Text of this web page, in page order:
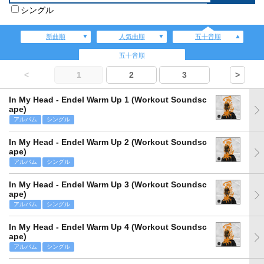
シングル
新曲順 人気曲順 五十音順
五十音順
< 1 2 3 >
In My Head - Endel Warm Up 1 (Workout Soundsc
ape)
アルバム シングル
In My Head - Endel Warm Up 2 (Workout Soundsc
ape)
アルバム シングル
In My Head - Endel Warm Up 3 (Workout Soundsc
ape)
アルバム シングル
In My Head - Endel Warm Up 4 (Workout Soundsc
ape)
アルバム シングル